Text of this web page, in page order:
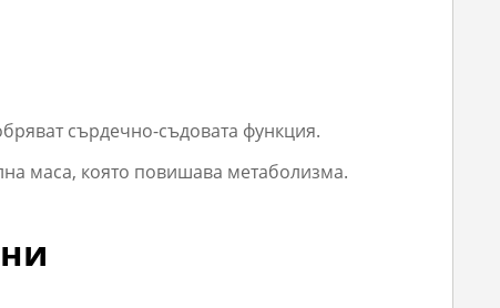
сърдечно-съдовата функция.
маса, която повишава метаболизма.